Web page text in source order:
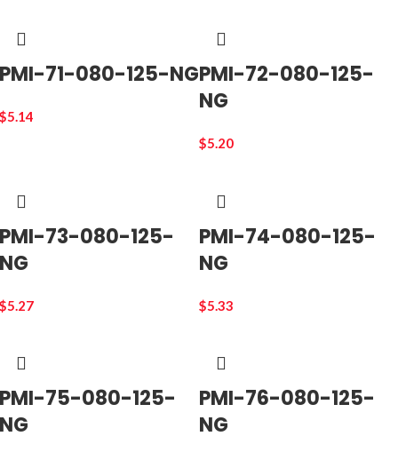
PMI-71-080-125-NG
$5.14
PMI-72-080-125-
NG
$5.20
PMI-73-080-125-
NG
$5.27
PMI-74-080-125-
NG
$5.33
PMI-75-080-125-
NG
PMI-76-080-125-
NG